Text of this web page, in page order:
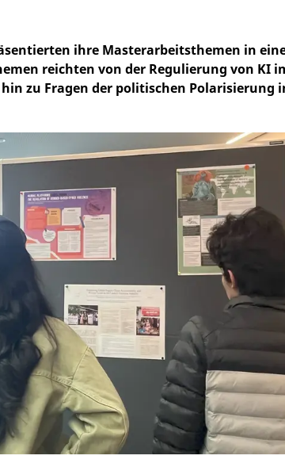
ihre Masterarbeitsthemen in
reichten von der Regulierung von KI
zu Fragen der politischen Polarisierung